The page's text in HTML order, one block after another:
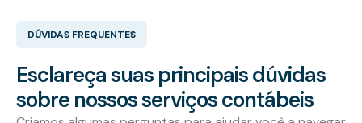
DÚVIDAS FREQUENTES
Esclareça suas principais dúvidas
sobre nossos serviços contábeis